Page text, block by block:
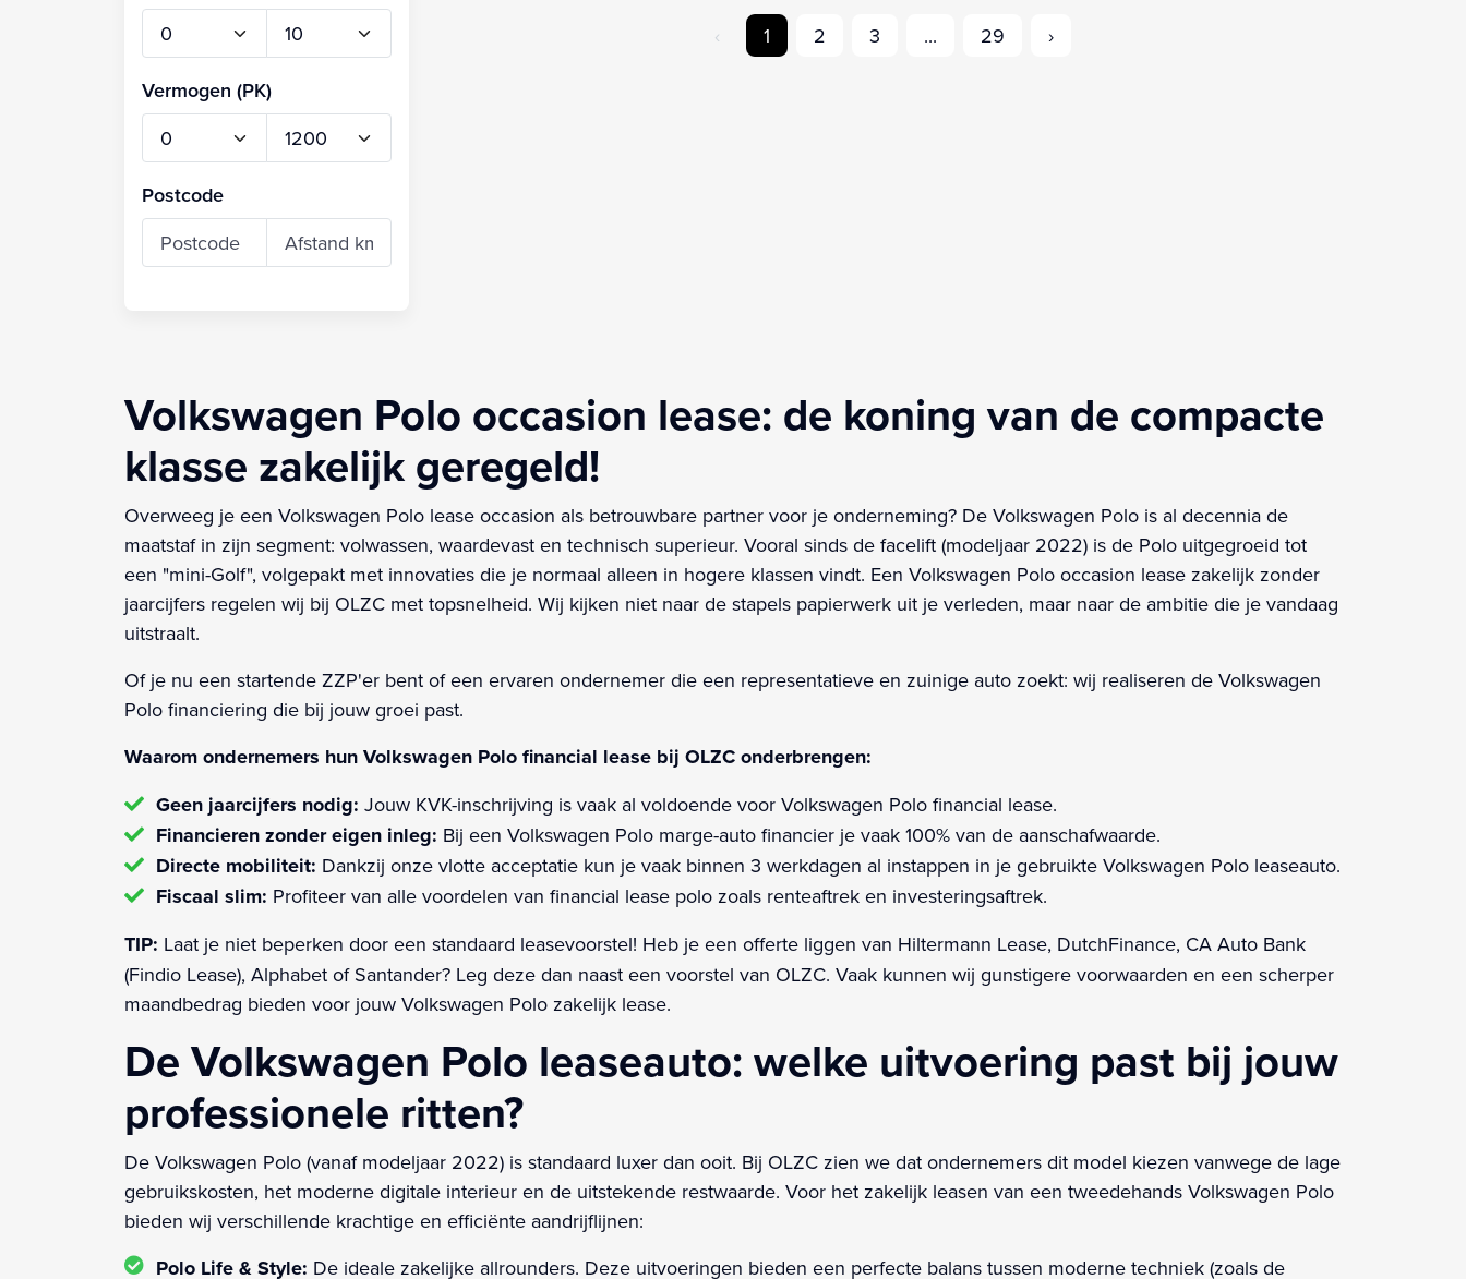
Vermogen (PK)
Postcode
‹ 1 2 3 ... 29 ›
Volkswagen Polo occasion lease: de koning van de compacte
klasse zakelijk geregeld!
Overweeg je een Volkswagen Polo lease occasion als betrouwbare partner voor je onderneming? De Volkswagen Polo is al decennia de
maatstaf in zijn segment: volwassen, waardevast en technisch superieur. Vooral sinds de facelift (modeljaar 2022) is de Polo uitgegroeid tot
een "mini-Golf", volgepakt met innovaties die je normaal alleen in hogere klassen vindt. Een Volkswagen Polo occasion lease zakelijk zonder
jaarcijfers regelen wij bij OLZC met topsnelheid. Wij kijken niet naar de stapels papierwerk uit je verleden, maar naar de ambitie die je vandaag
uitstraalt.
Of je nu een startende ZZP'er bent of een ervaren ondernemer die een representatieve en zuinige auto zoekt: wij realiseren de Volkswagen
Polo financiering die bij jouw groei past.
Waarom ondernemers hun Volkswagen Polo financial lease bij OLZC onderbrengen:
Geen jaarcijfers nodig: Jouw KVK-inschrijving is vaak al voldoende voor Volkswagen Polo financial lease.
Financieren zonder eigen inleg: Bij een Volkswagen Polo marge-auto financier je vaak 100% van de aanschafwaarde.
Directe mobiliteit: Dankzij onze vlotte acceptatie kun je vaak binnen 3 werkdagen al instappen in je gebruikte Volkswagen Polo leaseauto.
Fiscaal slim: Profiteer van alle voordelen van financial lease polo zoals renteaftrek en investeringsaftrek.
TIP: Laat je niet beperken door een standaard leasevoorstel! Heb je een offerte liggen van Hiltermann Lease, DutchFinance, CA Auto Bank
(Findio Lease), Alphabet of Santander? Leg deze dan naast een voorstel van OLZC. Vaak kunnen wij gunstigere voorwaarden en een scherper
maandbedrag bieden voor jouw Volkswagen Polo zakelijk lease.
De Volkswagen Polo leaseauto: welke uitvoering past bij jouw
professionele ritten?
De Volkswagen Polo (vanaf modeljaar 2022) is standaard luxer dan ooit. Bij OLZC zien we dat ondernemers dit model kiezen vanwege de lage
gebruikskosten, het moderne digitale interieur en de uitstekende restwaarde. Voor het zakelijk leasen van een tweedehands Volkswagen Polo
bieden wij verschillende krachtige en efficiënte aandrijflijnen:
Polo Life & Style: De ideale zakelijke allrounders. Deze uitvoeringen bieden een perfecte balans tussen moderne techniek (zoals de